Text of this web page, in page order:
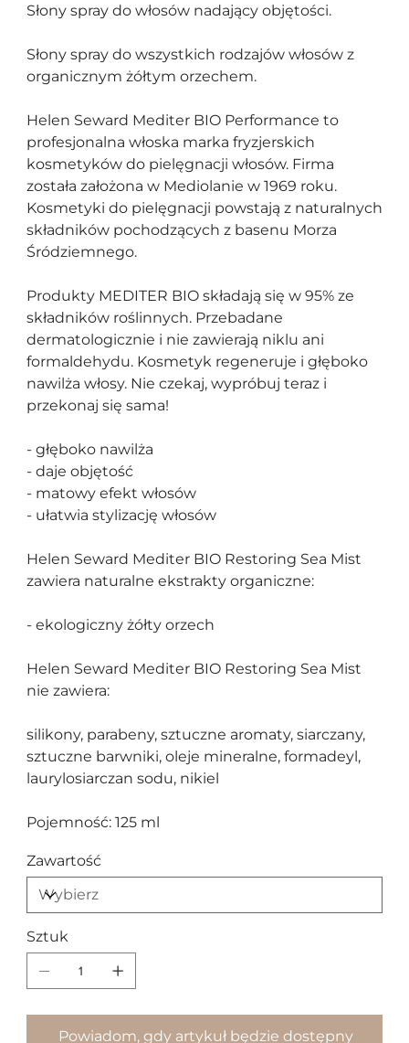
Słony spray do włosów nadający objętości.
Słony spray do wszystkich rodzajów włosów z
organicznym żółtym orzechem.
Helen Seward Mediter BIO Performance to
profesjonalna włoska marka fryzjerskich
kosmetyków do pielęgnacji włosów. Firma
została założona w Mediolanie w 1969 roku.
Kosmetyki do pielęgnacji powstają z naturalnych
składników pochodzących z basenu Morza
Śródziemnego.
Produkty MEDITER BIO składają się w 95% ze
składników roślinnych. Przebadane
dermatologicznie i nie zawierają niklu ani
formaldehydu. Kosmetyk regeneruje i głęboko
nawilża włosy. Nie czekaj, wypróbuj teraz i
przekonaj się sama!
- głęboko nawilża
- daje objętość
- matowy efekt włosów
- ułatwia stylizację włosów
Helen Seward Mediter BIO Restoring Sea Mist
zawiera naturalne ekstrakty organiczne:
- ekologiczny żółty orzech
Helen Seward Mediter BIO Restoring Sea Mist
nie zawiera:
silikony, parabeny, sztuczne aromaty, siarczany,
sztuczne barwniki, oleje mineralne, formadeyl,
laurylosiarczan sodu, nikiel
Pojemność: 125 ml
Zawartość
Sztuk
Powiadom, gdy artykuł będzie dostępny